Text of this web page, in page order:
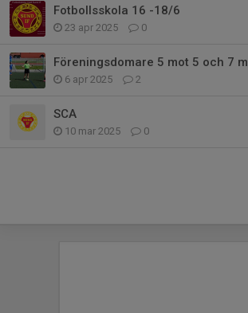
Fotbollsskola 16 -18/6
23 apr 2025 0
Föreningsdomare 5 mot 5 och 7
6 apr 2025 2
SCA
10 mar 2025 0